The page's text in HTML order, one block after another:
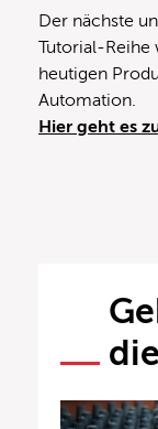
Der nächste
Tutorial-Reihe
heutigen
Automation.
Hier geht es